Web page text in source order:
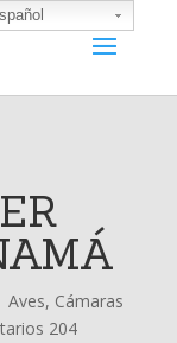
Aves, Cámaras
204